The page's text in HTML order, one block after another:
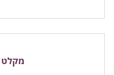
מקלט